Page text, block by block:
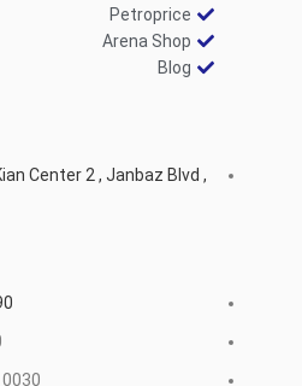
Petroprice
Arena Shop
Blog
Center 2 , Janbaz Blvd ,